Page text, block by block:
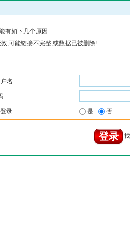
有如下几个原因:
,可能链接不完整,或数据已被删除!
名
录 是 否